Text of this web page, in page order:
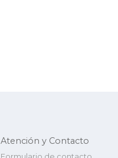
Atención y Contacto